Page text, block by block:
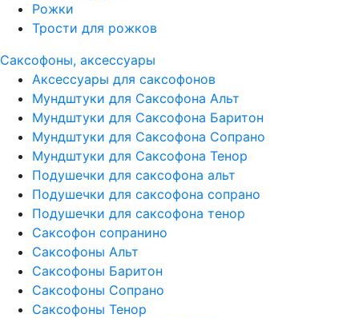
Рожки
Трости для рожков
Саксофоны, аксессуары
Аксессуары для саксофонов
Мундштуки для Саксофона Альт
Мундштуки для Саксофона Баритон
Мундштуки для Саксофона Сопрано
Мундштуки для Саксофона Тенор
Подушечки для саксофона альт
Подушечки для саксофона сопрано
Подушечки для саксофона тенор
Саксофон сопранино
Саксофоны Альт
Саксофоны Баритон
Саксофоны Сопрано
Саксофоны Тенор